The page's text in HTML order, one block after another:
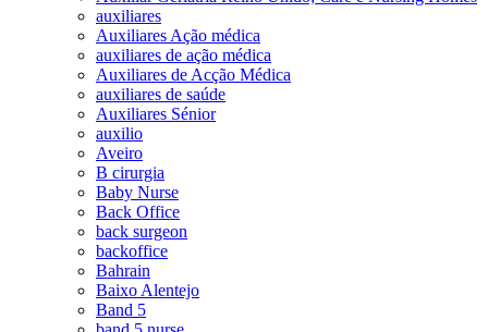
auxiliares
Auxiliares Ação médica
auxiliares de ação médica
Auxiliares de Acção Médica
auxiliares de saúde
Auxiliares Sénior
auxilio
Aveiro
B cirurgia
Baby Nurse
Back Office
back surgeon
backoffice
Bahrain
Baixo Alentejo
Band 5